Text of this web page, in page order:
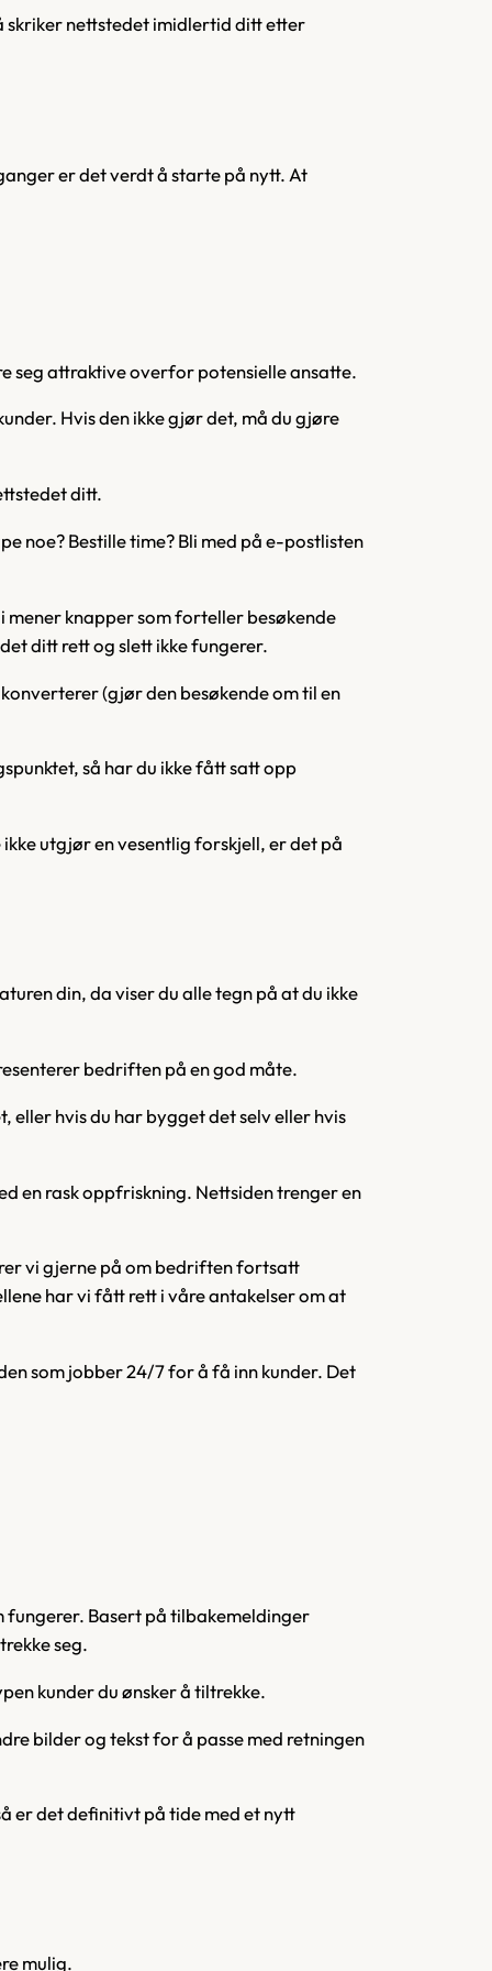
nettstedet imidlertid ditt etter
er det verdt å starte på nytt. At
seg attraktive overfor potensielle ansatte.
Hvis den ikke gjør det, må du gjøre
ditt.
noe? Bestille time? Bli med på e-postlisten
knapper som forteller besøkende
ditt rett og slett ikke fungerer.
(gjør den besøkende om til en
så har du ikke fått satt opp
utgjør en vesentlig forskjell, er det på
din, da viser du alle tegn på at du ikke
bedriften på en god måte.
eller hvis du har bygget det selv eller hvis
en rask oppfriskning. Nettsiden trenger en
vi gjerne på om bedriften fortsatt
har vi fått rett i våre antakelser om at
som jobber 24/7 for å få inn kunder. Det
fungerer. Basert på tilbakemeldinger
seg.
kunder du ønsker å tiltrekke.
bilder og tekst for å passe med retningen
er det definitivt på tide med et nytt
mulig.